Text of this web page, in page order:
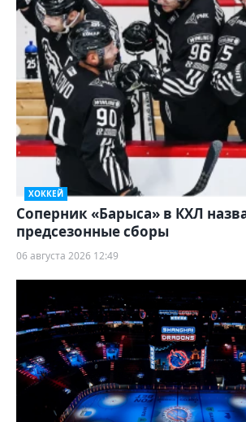
ХОККЕЙ
Соперник «Барыса» в КХЛ
предсезонные сборы
06 августа 2026 12:49